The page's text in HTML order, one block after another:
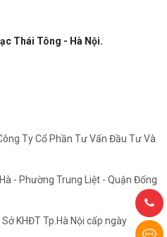
Thái Tông - Hà Nội.
Ty Cổ Phần Tư Vấn Đầu Tư Và
- Phường Trung Liệt - Quận Đống
KHĐT Tp.Hà Nội cấp ngày